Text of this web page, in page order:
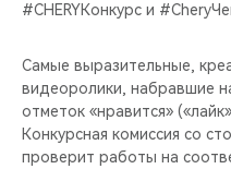
CHERY И СПОРТ
НАШИ МЕРОПРИЯТИЯ
ВИДЕООБЗОРЫ
#CHERYКонкурс и
Самые выразительные,
видеоролики, набравшие
отметок «нравится»
Конкурсная комиссия со
проверит работы на